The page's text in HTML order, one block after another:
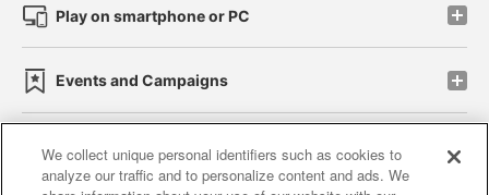
Play on smartphone or PC
Events and Campaigns
Affiliate Sustainability site policy privacy policy
We collect unique personal identifiers such as cookies to
analyze our traffic and to personalize content and ads. We